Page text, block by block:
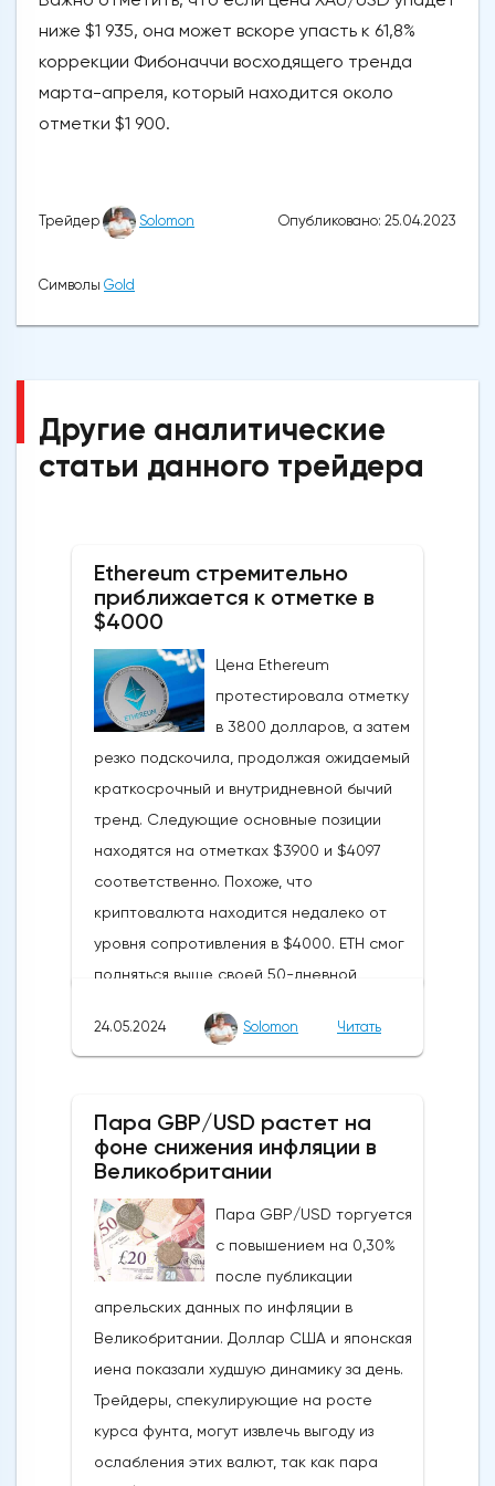
ниже $1 935, она может вскоре упасть к 61,8%
коррекции Фибоначчи восходящего тренда
марта-апреля, который находится около
отметки $1 900.
Трейдер Solomon Опубликовано: 25.04.2023
Символы Gold
Другие аналитические
статьи данного трейдера
Ethereum стремительно
приближается к отметке в
$4000
Цена Ethereum
протестировала отметку
в 3800 долларов, а затем
резко подскочила, продолжая ожидаемый
краткосрочный и внутридневной бычий
тренд. Следующие основные позиции
находятся на отметках $3900 и $4097
соответственно. Похоже, что
криптовалюта находится недалеко от
уровня сопротивления в $4000. ETH смог
подняться выше своей 50-дневной
бычьих колебаний, которые могут развеять
криптовалюты.Курс супер-альткоина не
рос до тех пор, пока за неделю до
21Shares и ARK не утвердили спотовые ETF
на Ethereum. К счастью для Ethereum, в
понедельник, 20 мая, ожидания стали
более оптимистичными, что помогло
криптовалюте вырасти более чем на 20%.
Таким образом, Ethereum преодолел
отметку сопротивления в 3800
долларов.Осцилляторы и цена самого
Эфириума показывают, что произошло
24.05.2024 Solomon Читать
Пара GBP/USD растет на
фоне снижения инфляции в
Великобритании
Пара GBP/USD торгуется
с повышением на 0,30%
после публикации
апрельских данных по инфляции в
Великобритании. Доллар США и японская
иена показали худшую динамику за день.
Трейдеры, спекулирующие на росте
курса фунта, могут извлечь выгоду из
ослабления этих валют, так как пара